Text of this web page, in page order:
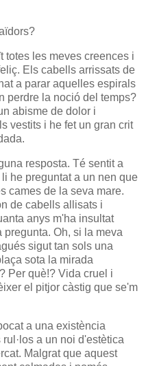
totes les meves creences i
Els cabells arrissats de
a parar aquelles espirals
perdre la noció del temps?
abisme de dolor i
vestits i he fet un gran crit
resposta. Té sentit a
he preguntat a un nen que
cames de la seva mare.
de cabells allisats i
anys m'ha insultat
Oh, si la meva
sigut tan sols una
sota la mirada
Per què!? Vida cruel i
el pitjor càstig que se'm
a una existència
a un noi d'estètica
Malgrat que aquest